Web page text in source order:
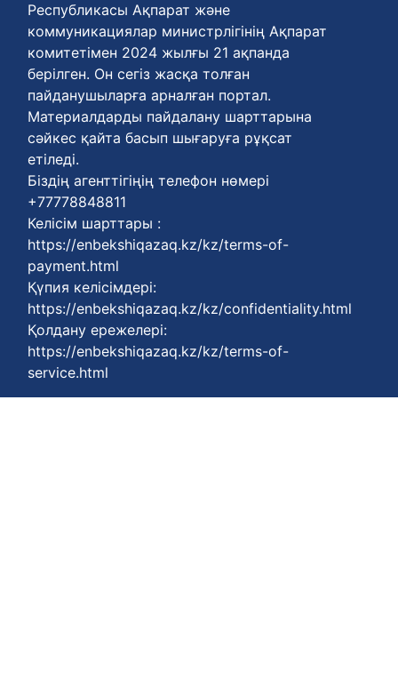
Республикасы Ақпарат және
коммуникациялар министрлігінің Ақпарат
комитетімен 2024 жылғы 21 ақпанда
берілген. Он сегіз жасқа толған
пайданушыларға арналған портал.
Материалдарды пайдалану шарттарына
сәйкес қайта басып шығаруға рұқсат
етіледі.
Біздің агенттігіңің телефон нөмері
+77778848811
Келісім шарттары :
https://enbekshiqazaq.kz/kz/terms-of-
payment.html
Қүпия келісімдері:
https://enbekshiqazaq.kz/kz/confidentiality.html
Қолдану ережелері:
https://enbekshiqazaq.kz/kz/terms-of-
service.html